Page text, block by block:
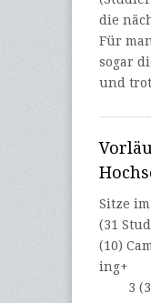
die
Für
sogar
und
Sitze
(31
(10)
3